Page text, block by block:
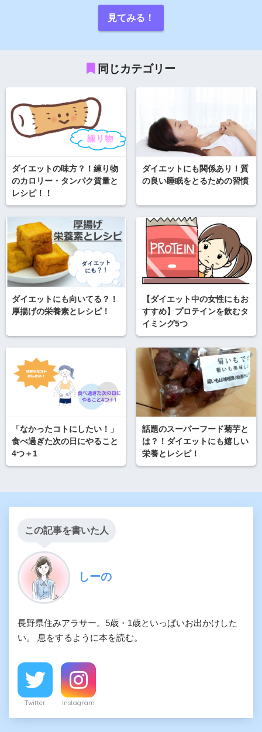
見てみる！
同じカテゴリー
ダイエットの味方？！練り物
のカロリー・タンパク質量と
レシピ！！
ダイエットにも関係あり！質
の良い睡眠をとるための習慣
ダイエットにも向いてる？！
厚揚げの栄養素とレシピ！
【ダイエット中の女性にもお
すすめ】プロテインを飲むタ
イミング5つ
「なかったコトにしたい！」
食べ過ぎた次の日にやること
4つ＋1
話題のスーパーフード菊芋と
は？！ダイエットにも嬉しい
栄養とレシピ！
この記事を書いた人
しーの
長野県住みアラサー。5歳・1歳といっぱいお出かけした
い。 息をするように本を読む。
Twitter Instagram